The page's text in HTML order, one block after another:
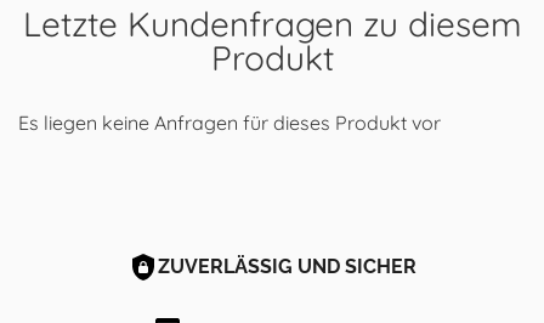
Letzte Kundenfragen zu diesem
Produkt
Es liegen keine Anfragen für dieses Produkt vor
ZUVERLÄSSIG UND SICHER